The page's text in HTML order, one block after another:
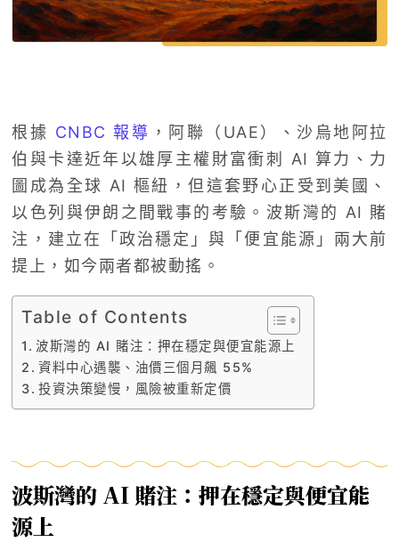
根據 CNBC 報導 ，阿聯（UAE）、沙烏地阿拉
伯與卡達近年以雄厚主權財富衝刺 AI 算力、力
圖成為全球 AI 樞紐，但這套野心正受到美國、
以色列與伊朗之間戰事的考驗。波斯灣的 AI 賭
注，建立在「政治穩定」與「便宜能源」兩大前
提上，如今兩者都被動搖。
Table of Contents
波斯灣的 AI 賭注：押在穩定與便宜能源上
資料中心遇襲、油價三個月飆 55%
投資決策變慢，風險被重新定價
波斯灣的 AI 賭注：押在穩定與便宜能
源上